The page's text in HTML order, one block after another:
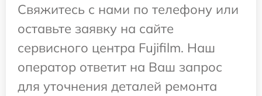
Свяжитесь с нами по телефону или
оставьте заявку на сайте
сервисного центра Fujifilm. Наш
оператор ответит на Ваш запрос
для уточнения деталей ремонта